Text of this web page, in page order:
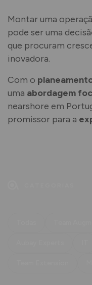
Montar uma
pode ser uma
que procuram
inovadora.
Com o
uma abordagem
nearshore em
promissor para a